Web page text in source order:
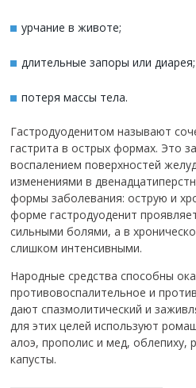
урчание в животе;
длительные запоры или диарея;
потеря массы тела.
Гастродуоденитом называют
гастрита в острых формах. Это
воспалением поверхностей
изменениями в
формы заболевания: острую и
форме гастродуоденит
сильными болями, а в
слишком интенсивными.
Народные средства способны
противовоспалительное и
дают спазмолитический и
для этих целей используют
алоэ, прополис и мед, облепиху,
капусты.